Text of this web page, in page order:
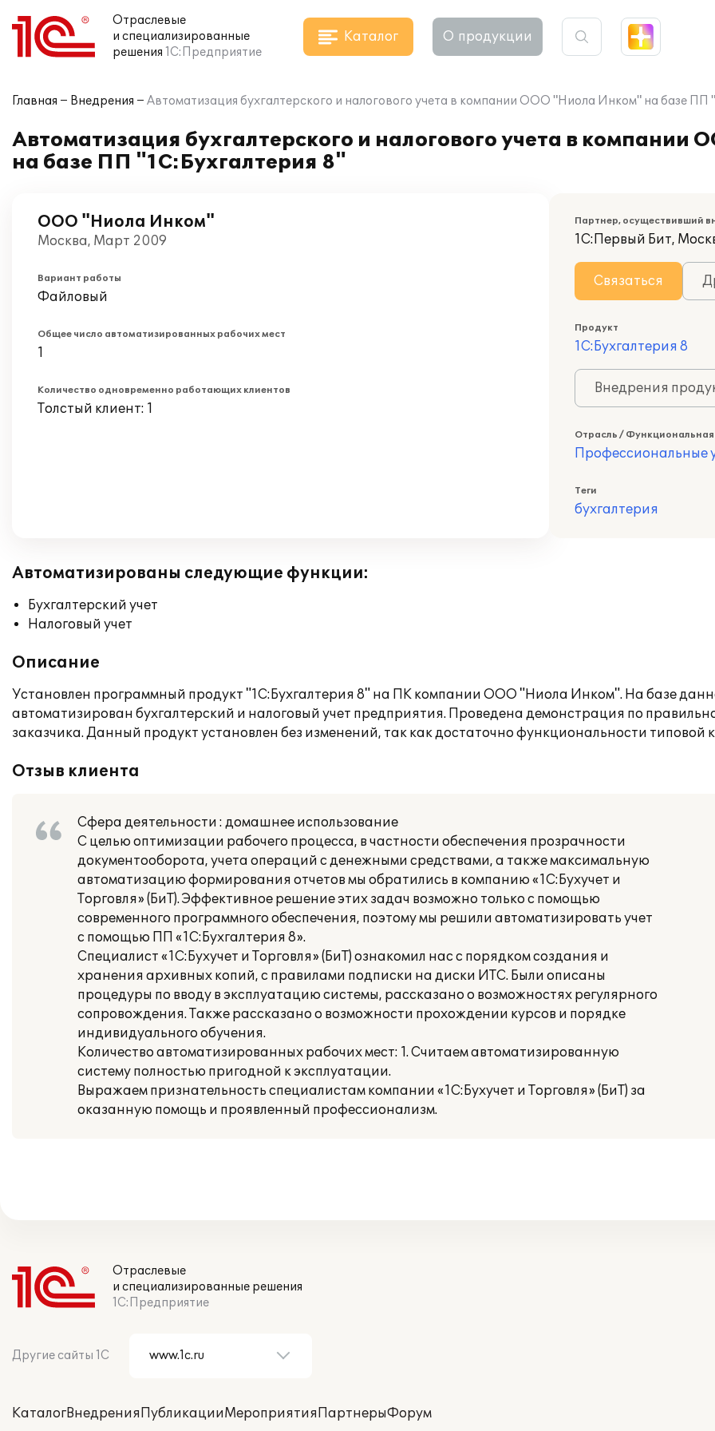
Отраслевые
и специализированные
решения 1С:Предприятие
Каталог О продукции
Главная Внедрения Автоматизация бухгалтерского и налогового учета в компании ООО "Ниола Инком" на базе ПП
Автоматизация бухгалтерского и налогового учета в
на базе ПП "1С:Бухгалтерия 8"
ООО "Ниола Инком"
Москва, Март 2009
Вариант работы
Файловый
Общее число автоматизированных рабочих мест
1
Количество одновременно работающих клиентов
Толстый клиент: 1
Партнер, осуществивший
1С:Первый Бит,
Связаться
Продукт
1С:Бухгалтерия 8
Внедрения
Отрасль / Функциональная
Профессиональные
Теги
бухгалтерия
Автоматизированы следующие функции:
Бухгалтерский учет
Налоговый учет
Описание
Установлен программный продукт "1С:Бухгалтерия 8" на ПК компании ООО "Ниола Инком". На базе
автоматизирован бухгалтерский и налоговый учет предприятия. Проведена демонстрация по
заказчика. Данный продукт установлен без изменений, так как достаточно функциональности типовой
Отзыв клиента
Сфера деятельности : домашнее использование
С целью оптимизации рабочего процесса, в частности обеспечения прозрачности
документооборота, учета операций с денежными средствами, а также максимальную
автоматизацию формирования отчетов мы обратились в компанию «1С:Бухучет и
Торговля» (БиТ). Эффективное решение этих задач возможно только с помощью
современного программного обеспечения, поэтому мы решили автоматизировать учет
с помощью ПП «1С:Бухгалтерия 8».
Специалист «1С:Бухучет и Торговля» (БиТ) ознакомил нас с порядком создания и
хранения архивных копий, с правилами подписки на диски ИТС. Были описаны
процедуры по вводу в эксплуатацию системы, рассказано о возможностях регулярного
сопровождения. Также рассказано о возможности прохождении курсов и порядке
индивидуального обучения.
Количество автоматизированных рабочих мест: 1. Считаем автоматизированную
систему полностью пригодной к эксплуатации.
Выражаем признательность специалистам компании «1С:Бухучет и Торговля» (БиТ) за
оказанную помощь и проявленный профессионализм.
Отраслевые
и специализированные решения
1С:Предприятие
Другие сайты 1С
КаталогВнедренияПубликацииМероприятияПартнерыФорум